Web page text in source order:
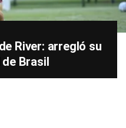
River: arregló su
Brasil